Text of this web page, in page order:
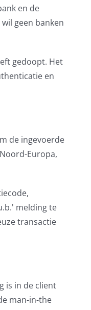
en de
geen banken
gedoopt. Het
en
de ingevoerde
Europa,
melding te
transactie
is in de client
man-in-the